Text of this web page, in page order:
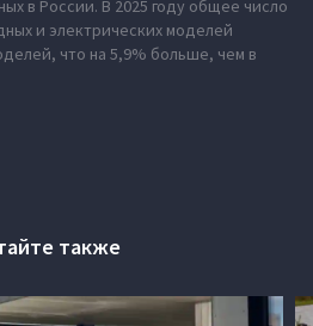
в России. В 2025 году общее число
и электрических моделей
что на 5,9% больше, чем в
также